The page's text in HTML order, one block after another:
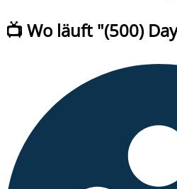
📺 Wo läuft "(500)